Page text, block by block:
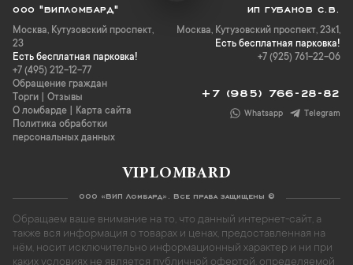
ООО "ВИПЛОМБАРД"
Москва, Кутузовский проспект,
23
Есть бесплатная парковка!
+7 (495) 212-12-77
Обращение граждан
Торги
Отзывы
О ломбарде
Карта сайта
Политика обработки
персональных данных
ИП ГУБАНОВ С.В.
Москва, Кутузовский проспект, 23к1,
Есть бесплатная парковка!
+7 (925) 761-22-06
+7 (985) 766-28-82
Whatsapp Telegram
VIPLOMBARD
ООО «ВИП Ломбард». Все права защищены ©
Обращаем ваше внимание на то, что данный интернет-сайт, а
также вся информация о товарах и ценах, предоставленная на
нём, носит исключительно информационный характер и ни при